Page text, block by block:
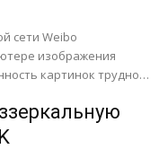
сети Weibo
изображения
картинок трудно